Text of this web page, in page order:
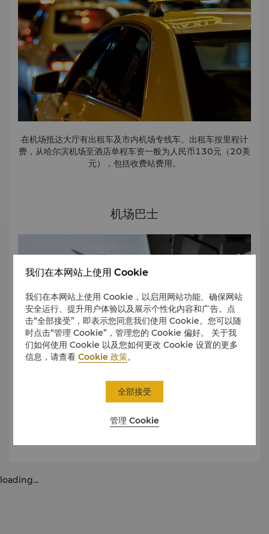
在机场抵达大厅有出租车及市内机场专线车。出租车按里程计
费，从哈尔滨机场至酒店单程车资一般为人民币130元（20美
元），包括收费站费用。
机场巴士
loading...
我们在本网站上使用 Cookie
我们在本网站上使用 Cookie，以启用网站功能、确保网站
安全运行、提升用户体验以及展示个性化内容和广告。点
击“全部接受”，即表示您同意我们使用 Cookie。您可以随
时点击“管理 Cookie”，管理您的 Cookie 偏好。 关于我
们如何使用 Cookie 以及您如何更改 Cookie 设置的更多
信息，请查看Cookie 政策。
管理 Cookie
全部接受